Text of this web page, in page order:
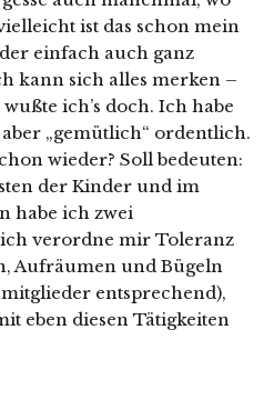
ist das schon mein
einfach auch ganz
kann sich alles merken –
ich’s doch. Ich habe
„gemütlich“ ordentlich.
wieder? Soll bedeuten:
der Kinder und im
habe ich zwei
verordne mir Toleranz
Aufräumen und Bügeln
entsprechend),
eben diesen Tätigkeiten